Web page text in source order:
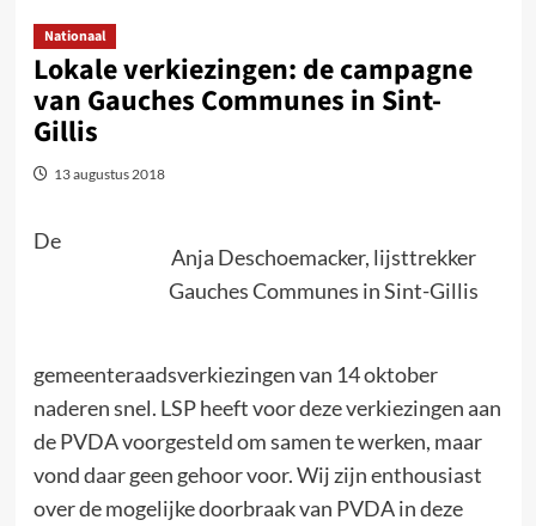
Nationaal
Lokale verkiezingen: de campagne
van Gauches Communes in Sint-
Gillis
13 augustus 2018
Anja Deschoemacker, lijsttrekker
Gauches Communes in Sint-Gillis
De
gemeenteraadsverkiezingen van 14 oktober
naderen snel. LSP heeft voor deze verkiezingen aan
de PVDA voorgesteld om samen te werken, maar
vond daar geen gehoor voor. Wij zijn enthousiast
over de mogelijke doorbraak van PVDA in deze